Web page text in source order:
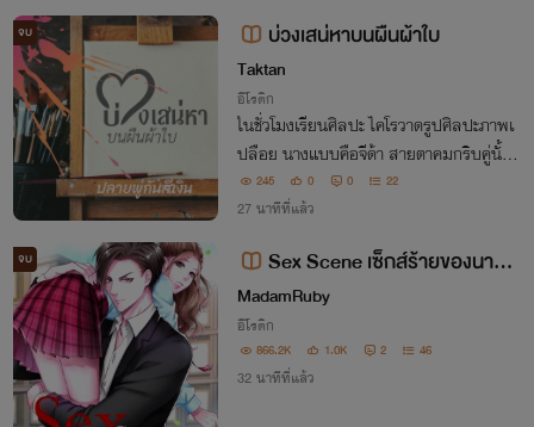
จบ บ่วงเสน่หาบนผืนผ้าใบ
Taktan
อีโรติก
ในชั่วโมงเรียนศิลปะ ไคโรวาดรูปศิลปะภาพเ
ปลือย นางแบบคือจีด้า สายตาคมกริบคู่นั้นก
ลับไม่ได้มองแค่สัดส่วนเพื่อการประเมินเชิงศิ
ลปะ... แต่มันเป็นสายตาที่กำลังโลมเลียอย่า
245 0 0 22
27 นาทีที่แล้ว
จบ
Sex Scene เซ็กส์ร้ายของนายเ
พลย์บอย(4P/NC25+เนื้อหารุนแรง)
MadamRuby
อีโรติก
866.2K 1.0K 2 46
32 นาทีที่แล้ว